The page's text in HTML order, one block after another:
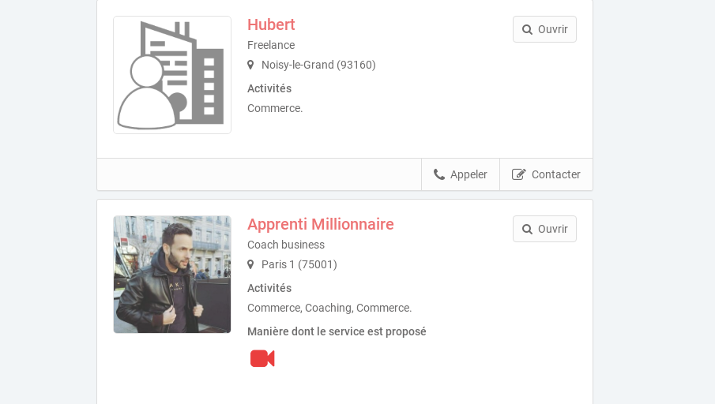
Hubert
Freelance
Noisy-le-Grand (93160)
Activités
Commerce.
Ouvrir
Contacter
Appeler
Apprenti Millionnaire
Coach business
Paris 1 (75001)
Activités
Commerce, Coaching, Commerce.
Manière dont le service est proposé
Ouvrir